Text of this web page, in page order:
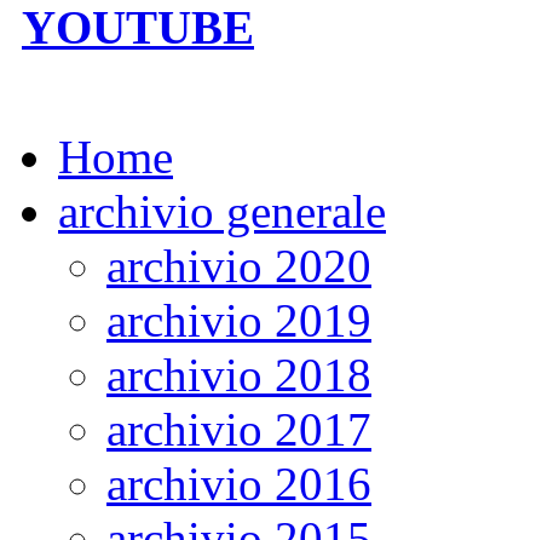
YOUTUBE
Home
archivio generale
archivio 2020
archivio 2019
archivio 2018
archivio 2017
archivio 2016